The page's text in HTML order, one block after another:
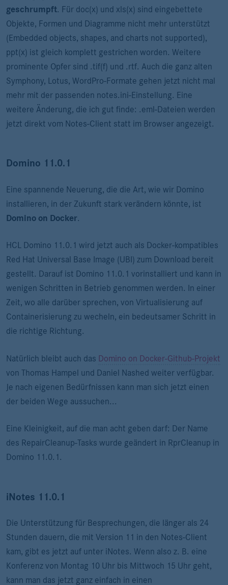
geschrumpft. Für doc(x) und xls(x) sind eingebettete
Objekte, Formen und Diagramme nicht mehr unterstützt
(Embedded objects, shapes, and charts not supported),
ppt(x) ist gleich komplett gestrichen worden. Weitere
prominente Opfer sind .tif(f) und .rtf. Auch die ganz alten
Symphony, Lotus, WordPro-Formate gehen jetzt nicht mal
mehr mit der passenden notes.ini-Einstellung. Eine
weitere Änderung, die ich gut finde: .eml-Dateien werden
jetzt direkt vom Notes-Client statt im Browser angezeigt.
Domino 11.0.1
Eine spannende Neuerung, die die Art, wie wir Domino
installieren, in der Zukunft stark verändern könnte, ist
Domino on Docker.
HCL Domino 11.0.1 wird jetzt auch als Docker-kompatibles
Red Hat Universal Base Image (UBI) zum Download bereit
gestellt. Darauf ist Domino 11.0.1 vorinstalliert und kann in
wenigen Schritten in Betrieb genommen werden. In einer
Zeit, wo alle darüber sprechen, von Virtualisierung auf
Containerisierung zu wecheln, ein bedeutsamer Schritt in
die richtige Richtung.
Natürlich bleibt auch das Domino on Docker-Github-Projekt
von Thomas Hampel und Daniel Nashed weiter verfügbar.
Je nach eigenen Bedürfnissen kann man sich jetzt einen
der beiden Wege aussuchen...
Eine Kleinigkeit, auf die man acht geben darf: Der Name
des RepairCleanup-Tasks wurde geändert in RprCleanup in
Domino 11.0.1.
iNotes 11.0.1
Die Unterstützung für Besprechungen, die länger als 24
Stunden dauern, die mit Version 11 in den Notes-Client
kam, gibt es jetzt auf unter iNotes. Wenn also z. B. eine
Konferenz von Montag 10 Uhr bis Mittwoch 15 Uhr geht,
kann man das jetzt ganz einfach in einen